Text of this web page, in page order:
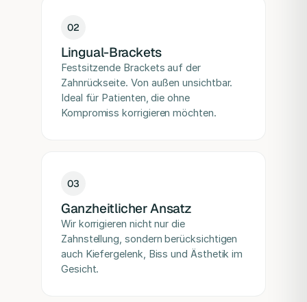
02
Lingual-Brackets
Festsitzende Brackets auf der
Zahnrückseite. Von außen unsichtbar.
Ideal für Patienten, die ohne
Kompromiss korrigieren möchten.
03
Ganzheitlicher Ansatz
Wir korrigieren nicht nur die
Zahnstellung, sondern berücksichtigen
auch Kiefergelenk, Biss und Ästhetik im
Gesicht.